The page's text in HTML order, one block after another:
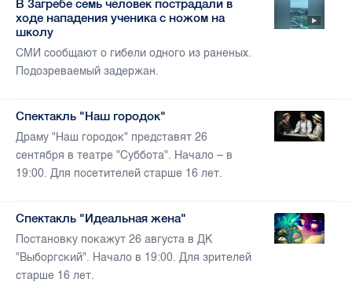
В Загребе семь человек пострадали в
ходе нападения ученика с ножом на
школу
СМИ сообщают о гибели одного из раненых.
Подозреваемый задержан.
Спектакль "Наш городок"
Драму "Наш городок" представят 26
сентября в театре "Суббота". Начало – в
19:00. Для посетителей старше 16 лет.
Спектакль "Идеальная жена"
Постановку покажут 26 августа в ДК
"Выборгский". Начало в 19:00. Для зрителей
старше 16 лет.